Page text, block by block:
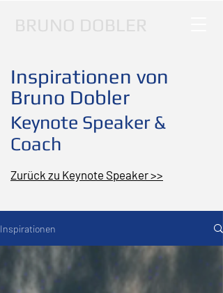
BRUNO DOBLER
Inspirationen von
Bruno Dobler
Keynote Speaker &
Coach
Zurück zu Keynote Speaker >>
Inspirationen